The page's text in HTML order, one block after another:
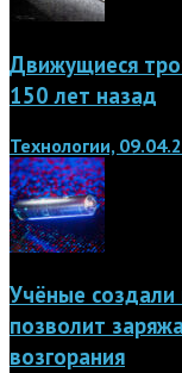
Движущиеся
150 лет назад
Технологии,
Учёные
позволит
возгорания